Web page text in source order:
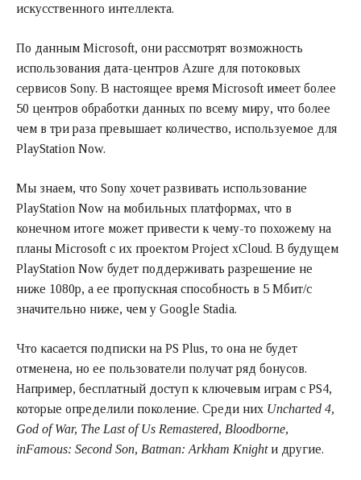
искусственного интеллекта.
По данным Microsoft, они рассмотрят возможность
использования дата-центров Azure для потоковых
сервисов Sony. В настоящее время Microsoft имеет более
50 центров обработки данных по всему миру, что более
чем в три раза превышает количество, используемое для
PlayStation Now.
Мы знаем, что Sony хочет развивать использование
PlayStation Now на мобильных платформах, что в
конечном итоге может привести к чему-то похожему на
планы Microsoft с их проектом Project xCloud. В будущем
PlayStation Now будет поддерживать разрешение не
ниже 1080p, а ее пропускная способность в 5 Мбит/с
значительно ниже, чем у Google Stadia.
Что касается подписки на PS Plus, то она не будет
отменена, но ее пользователи получат ряд бонусов.
Например, бесплатный доступ к ключевым играм с PS4,
которые определили поколение. Среди них Uncharted 4,
God of War, The Last of Us Remastered, Bloodborne,
inFamous: Second Son, Batman: Arkham Knightи другие.